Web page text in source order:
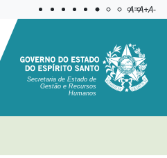
Aplicar
A=A+A-
Secretaria de Estado de
Gestão e Recursos
Humanos